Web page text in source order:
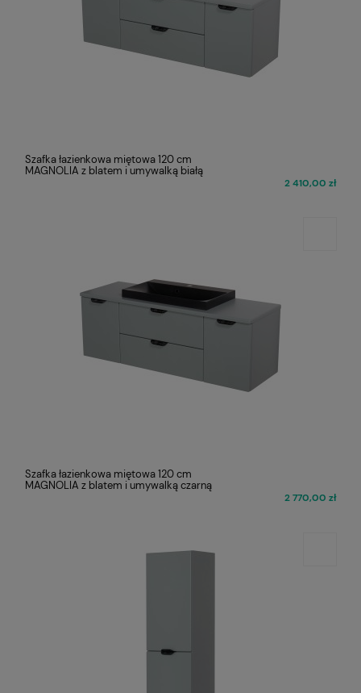
Szafka łazienkowa miętowa 120 cm
MAGNOLIA z blatem i umywalką białą
2 410,00 zł
Szafka łazienkowa miętowa 120 cm
MAGNOLIA z blatem i umywalką czarną
2 770,00 zł